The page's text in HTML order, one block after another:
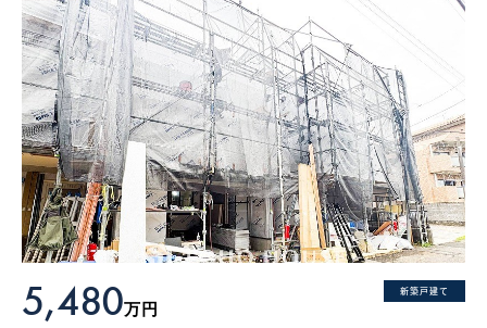
新築戸建て
5,480万円